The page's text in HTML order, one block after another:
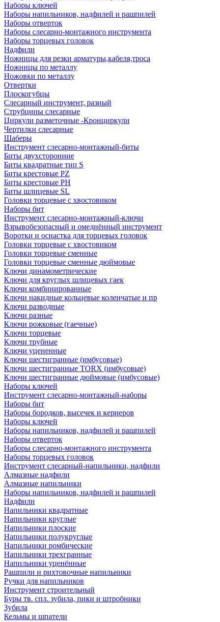
Наборы ключей
Наборы напильников, надфилей и рашпилей
Наборы отверток
Наборы слесарно-монтажного инструмента
Наборы торцевых головок
Надфили
Ножницы для резки арматуры,кабеля,троса
Ножницы по металлу
Ножовки по металлу
Отвертки
Плоскогубцы
Слесарный инструмент, разный
Струбцины слесарные
Циркули разметочные -Кронциркули
Чертилки слесарные
Шаберы
Инструмент слесарно-монтажный-биты
Биты двухсторонние
Биты квадратные тип S
Биты крестовые РZ
Биты крестовые РН
Биты шлицевые SL
Головки торцевые с хвостовиком
Наборы бит
Инструмент слесарно-монтажный-ключи
Взрывобезопасный и омеднённый инструмент
Воротки и оснаcтка для торцевых головок
Головки торцевые с хвостовиком
Головки торцевые сменные
Головки торцевые сменные дюймовые
Ключи динамометрические
Ключи для круглых шлицевых гаек
Ключи комбинированные
Ключи накидные кольцевые коленчатые и пр
Ключи разводные
Ключи разные
Ключи рожковые (гаечные)
Ключи торцевые
Ключи трубные
Ключи уцененные
Ключи шестигранные (имбусовые)
Ключи шестигранные TORX (имбусовые)
Ключи шестигранные дюймовые (имбусовые)
Наборы ключей
Инструмент слесарно-монтажный-наборы
Наборы бит
Наборы бородков, высечек и кернеров
Наборы ключей
Наборы напильников, надфилей и рашпилей
Наборы отверток
Наборы слесарно-монтажного инструмента
Наборы торцевых головок
Инструмент слесарный-напильники, надфили
Алмазные надфили
Алмазные напильники
Наборы напильников, надфилей и рашпилей
Надфили
Напильники квадратные
Напильники круглые
Напильники плоские
Напильники полукруглые
Напильники ромбические
Напильники трехгранные
Напильники уценённые
Рашпили и рихтовочные напильники
Ручки для напильников
Инструмент строительный
Буры тв. спл. зубила, пики и штробники
Зубила
Кельмы и шпатели